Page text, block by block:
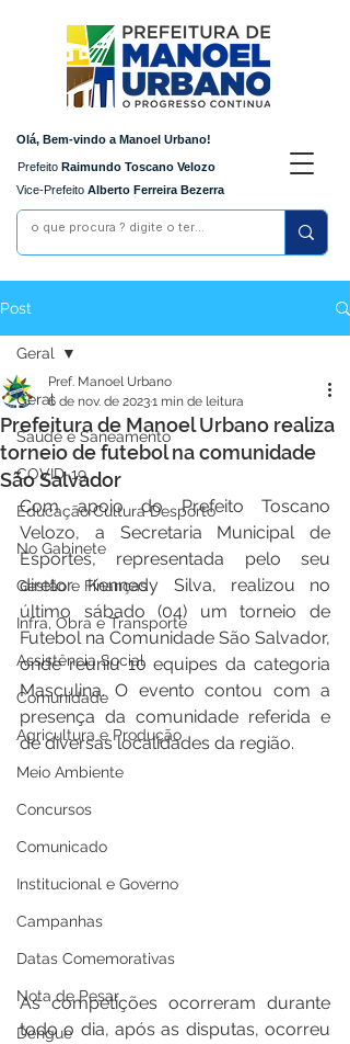
Olá, Bem-vindo a Manoel Urbano!
Prefeito Raimundo Toscano Velozo
Vice-Prefeito Alberto Ferreira Bezerra
Post
Geral
Saúde e Saneamento
COVID-19
Educação Cultura Desporto
No Gabinete
Gestão e Finanças
Infra, Obra e Transporte
Assistência Social
Comunidade
Agricultura e Produção
Meio Ambiente
Concursos
Comunicado
Institucional e Governo
Campanhas
Datas Comemorativas
Nota de Pesar
Dengue
Geral
Prefeitura de Manoel Urbano realiza
torneio de futebol na comunidade
São Salvador
Pref. Manoel Urbano
6 de nov. de 20231 min de leitura
Com apoio do Prefeito Toscano
Velozo, a Secretaria Municipal de
Esportes, representada pelo seu
diretor Kennedy Silva, realizou no
último sábado (04) um torneio de
Futebol na Comunidade São Salvador,
onde reuniu 10 equipes da categoria
Masculina. O evento contou com a
presença da comunidade referida e
de diversas localidades da região.
As competições ocorreram durante
todo o dia, após as disputas, ocorreu